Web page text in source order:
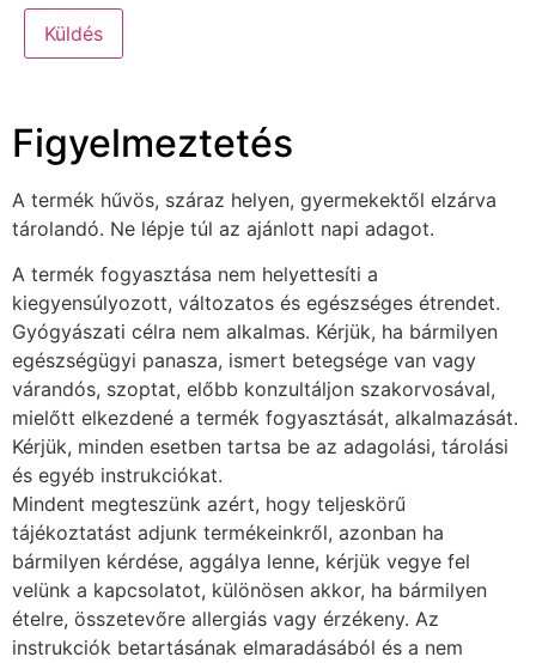
Figyelmeztetés
A termék hűvös, száraz helyen, gyermekektől elzárva
tárolandó. Ne lépje túl az ajánlott napi adagot.
A termék fogyasztása nem helyettesíti a
kiegyensúlyozott, változatos és egészséges étrendet.
Gyógyászati célra nem alkalmas. Kérjük, ha bármilyen
egészségügyi panasza, ismert betegsége van vagy
várandós, szoptat, előbb konzultáljon szakorvosával,
mielőtt elkezdené a termék fogyasztását, alkalmazását.
Kérjük, minden esetben tartsa be az adagolási, tárolási
és egyéb instrukciókat.
Mindent megteszünk azért, hogy teljeskörű
tájékoztatást adjunk termékeinkről, azonban ha
bármilyen kérdése, aggálya lenne, kérjük vegye fel
velünk a kapcsolatot, különösen akkor, ha bármilyen
ételre, összetevőre allergiás vagy érzékeny. Az
instrukciók betartásának elmaradásából és a nem